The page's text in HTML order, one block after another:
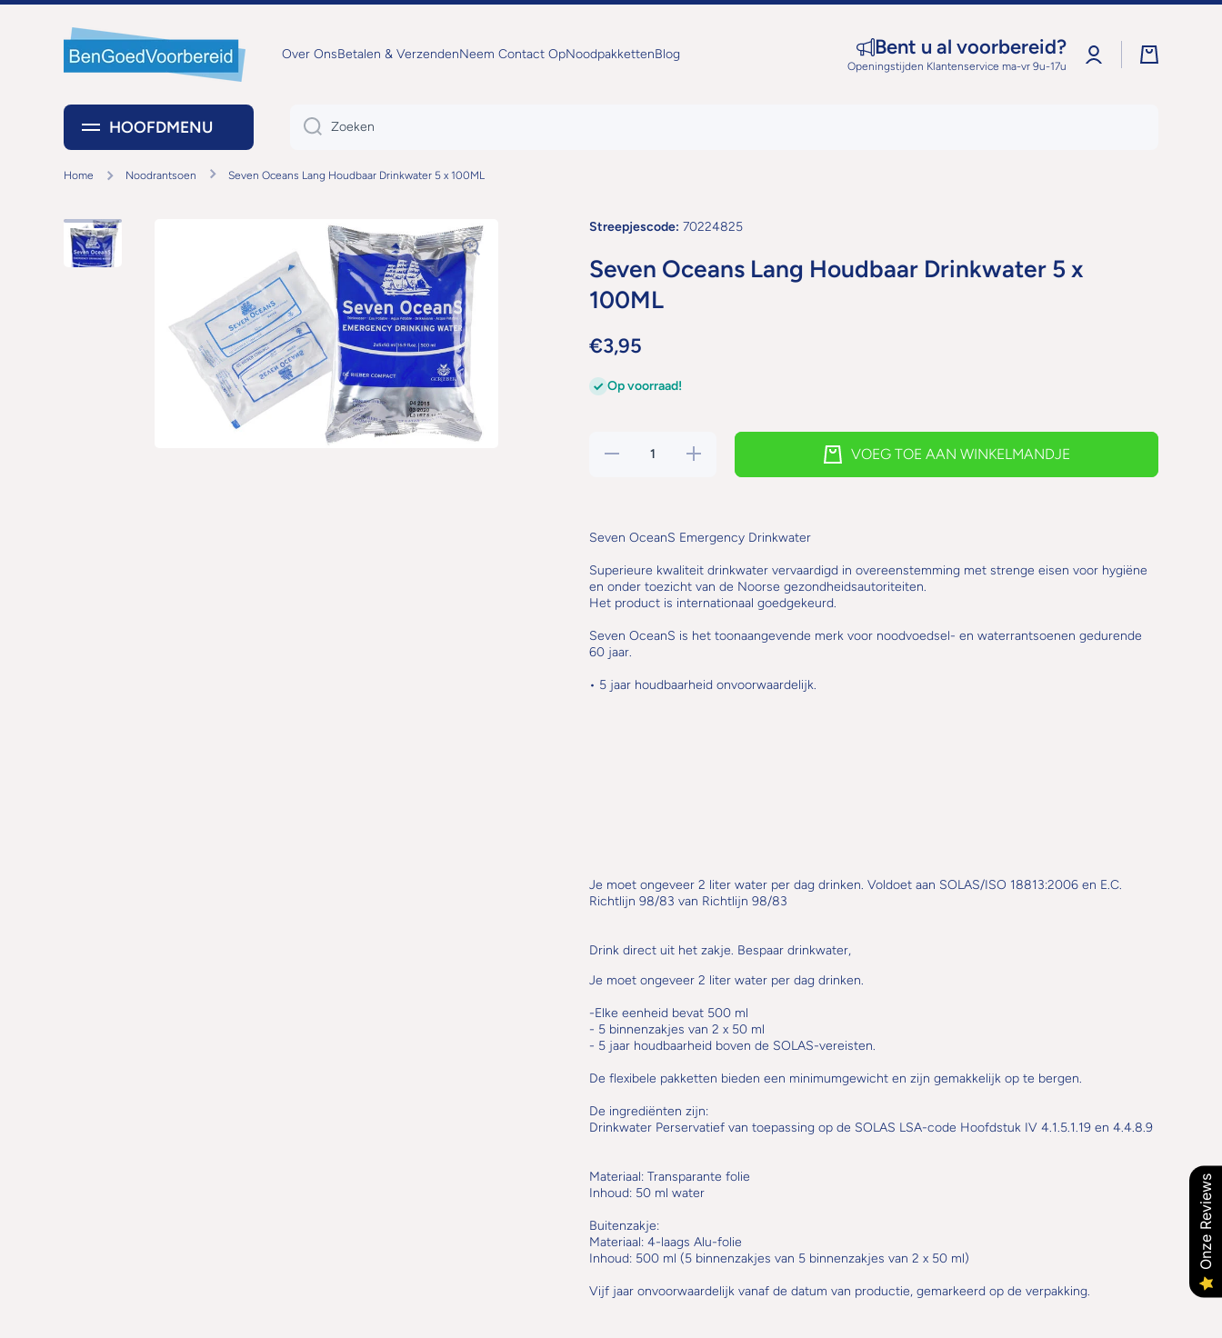
Over OnsBetalen & VerzendenNeem Contact OpNoodpakkettenBlog Bent u al voorbereid?
Openingstijden Klantenservice ma-vr 9u-17u
Log
in
HOOFDMENU Zoeken
Home Noodrantsoen Seven Oceans Lang Houdbaar Drinkwater 5 x 100ML
Streepjescode: 70224825
Seven Oceans Lang Houdbaar Drinkwater 5 x
100ML
€3,95
Op voorraad!
Hoeveelheid
Drinkwater
5 x 100ML
Verhoog de
hoeveelheid
voor Seven
Drinkwater
5 x 100ML
VOEG TOE AAN WINKELMANDJE
Seven OceanS Emergency Drinkwater
Superieure kwaliteit drinkwater vervaardigd in overeenstemming met strenge eisen voor hygiëne
en onder toezicht van de Noorse gezondheidsautoriteiten.
Het product is internationaal goedgekeurd.
Seven OceanS is het toonaangevende merk voor noodvoedsel- en waterrantsoenen gedurende
60 jaar.
• 5 jaar houdbaarheid onvoorwaardelijk.
Je moet ongeveer 2 liter water per dag drinken. Voldoet aan SOLAS/ISO 18813:2006 en E.C.
Richtlijn 98/83 van Richtlijn 98/83
Drink direct uit het zakje. Bespaar drinkwater,
Je moet ongeveer 2 liter water per dag drinken.
-Elke eenheid bevat 500 ml
- 5 binnenzakjes van 2 x 50 ml
- 5 jaar houdbaarheid boven de SOLAS-vereisten.
De flexibele pakketten bieden een minimumgewicht en zijn gemakkelijk op te bergen.
De ingrediënten zijn:
Drinkwater Perservatief van toepassing op de SOLAS LSA-code Hoofdstuk IV 4.1.5.1.19 en 4.4.8.9
Materiaal: Transparante folie
Inhoud: 50 ml water
Buitenzakje:
Materiaal: 4-laags Alu-folie
Inhoud: 500 ml (5 binnenzakjes van 5 binnenzakjes van 2 x 50 ml)
Vijf jaar onvoorwaardelijk vanaf de datum van productie, gemarkeerd op de verpakking.
Onze Reviews